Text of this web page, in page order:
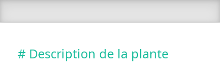
# Description de la plante